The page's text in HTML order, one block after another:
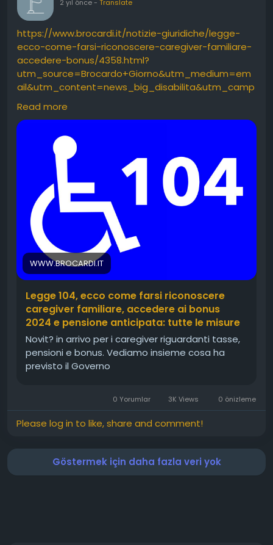
2 yıl önce- Translate
https://www.brocardi.it/notizie-giuridiche/legge-
ecco-come-farsi-riconoscere-caregiver-familiare-
accedere-bonus/4358.html?
utm_source=Brocardo+Giorno&utm_medium=em
ail&utm_content=news_big_disabilita&utm_camp
aign=2024-08-13
Read more
WWW.BROCARDI.IT
Legge 104, ecco come farsi riconoscere
caregiver familiare, accedere ai bonus
2024 e pensione anticipata: tutte le misure
Novit? in arrivo per i caregiver riguardanti tasse,
pensioni e bonus. Vediamo insieme cosa ha
previsto il Governo
0 Yorumlar 3K Views 0 önizleme
Please log in to like, share and comment!
Göstermek için daha fazla veri yok